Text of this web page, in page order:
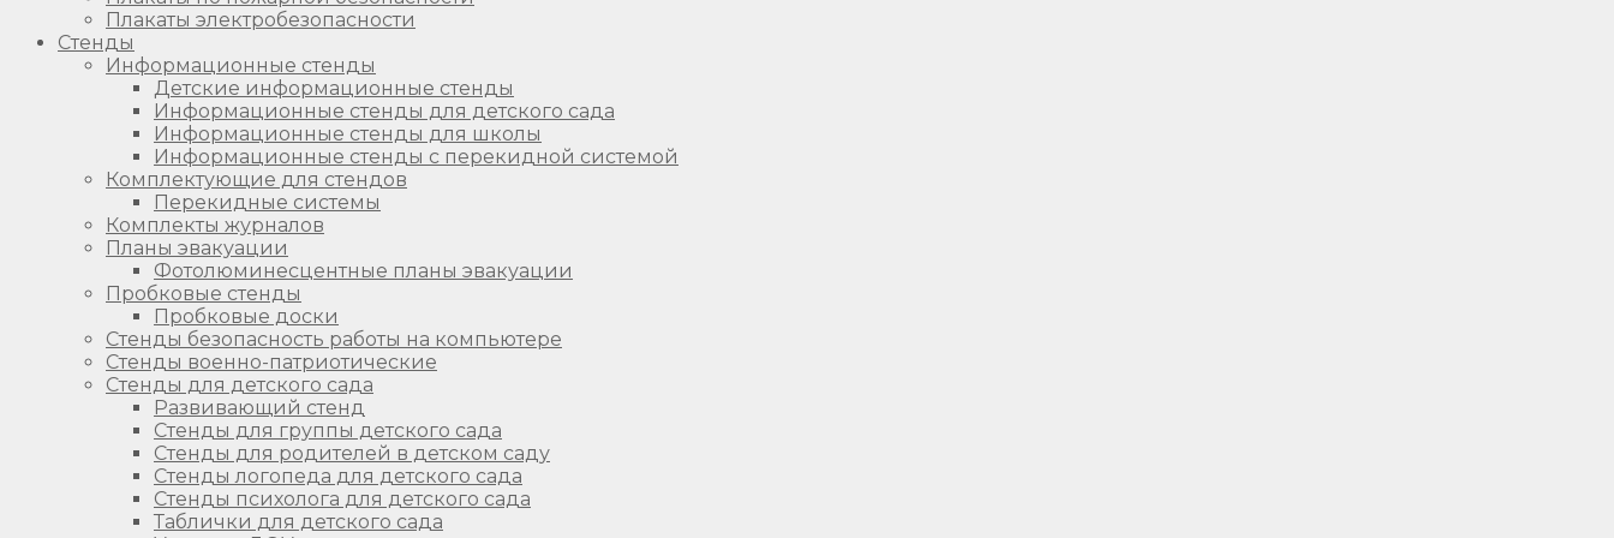
Плакаты электробезопасности
Стенды
Информационные стенды
Детские информационные стенды
Информационные стенды для детского сада
Информационные стенды для школы
Информационные стенды с перекидной системой
Комплектующие для стендов
Перекидные системы
Комплекты журналов
Планы эвакуации
Фотолюминесцентные планы эвакуации
Пробковые стенды
Пробковые доски
Стенды безопасность работы на компьютере
Стенды военно-патриотические
Стенды для детского сада
Развивающий стенд
Стенды для группы детского сада
Стенды для родителей в детском саду
Стенды логопеда для детского сада
Стенды психолога для детского сада
Таблички для детского сада